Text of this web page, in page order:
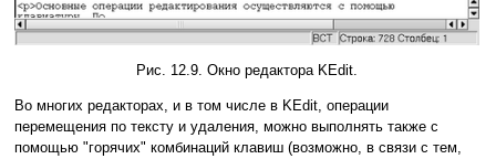
Рис. 12.9. Окно редактора KEdit.
Во многих редакторах, и в том числе в KEdit, операции
перемещения по тексту и удаления, можно выполнять также с
помощью "горячих" комбинаций клавиш (возможно, в связи с тем,